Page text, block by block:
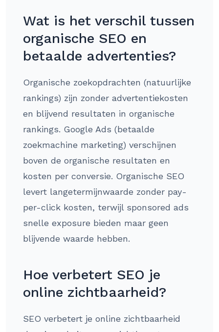
Wat is het verschil tussen
organische SEO en
betaalde advertenties?
Organische zoekopdrachten (natuurlijke
rankings) zijn zonder advertentiekosten
en blijvend resultaten in organische
rankings. Google Ads (betaalde
zoekmachine marketing) verschijnen
boven de organische resultaten en
kosten per conversie. Organische SEO
levert langetermijnwaarde zonder pay-
per-click kosten, terwijl sponsored ads
snelle exposure bieden maar geen
blijvende waarde hebben.
Hoe verbetert SEO je
online zichtbaarheid?
SEO verbetert je online zichtbaarheid